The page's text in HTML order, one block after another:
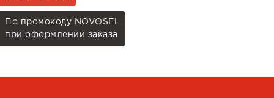
По промокоду NOVOSEL
при оформлении заказа